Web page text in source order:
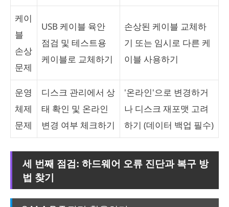
케이
블
손상
문제
USB 케이블 육안
점검 및 테스트용
케이블로 교체하기
손상된 케이블 교체하
기 또는 임시로 다른 케
이블 사용하기
운영
체제
문제
디스크 관리에서 상
태 확인 및 온라인
변경 여부 체크하기
'온라인'으로 변경하거
나 디스크 재포맷 고려
하기 (데이터 백업 필수)
세 번째 점검: 하드웨어 오류 진단과 복구 방
법 찾기